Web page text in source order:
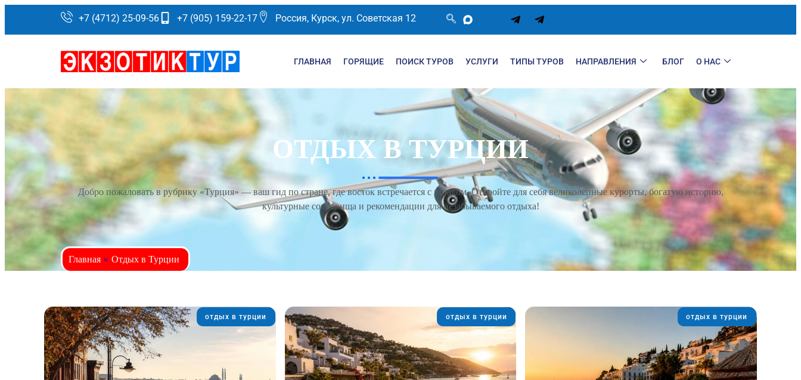
+7 (4712) 25-09-56 +7 (905) 159-22-17 Россия, Курск, ул. Советская 12
ГЛАВНАЯ ГОРЯЩИЕ ПОИСК ТУРОВ УСЛУГИ ТИПЫ ТУРОВ НАПРАВЛЕНИЯ БЛОГ О НАС
ОТДЫХ В ТУРЦИИ
Добро пожаловать в рубрику «Турция» — ваш гид по стране, где восток встречается с западом. Откройте для себя великолепные курорты, богатую историю,
культурные сокровища и рекомендации для незабываемого отдыха!
Главная » Отдых в Турции
отдых в турции отдых в турции отдых в турции